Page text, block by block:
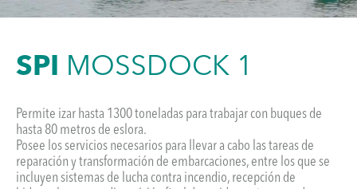
SPI MOSSDOCK 1
Permite izar hasta 1300 toneladas para trabajar con buques de
hasta 80 metros de eslora.
Posee los servicios necesarios para llevar a cabo las tareas de
reparación y transformación de embarcaciones, entre los que se
incluyen sistemas de lucha contra incendio, recepción de